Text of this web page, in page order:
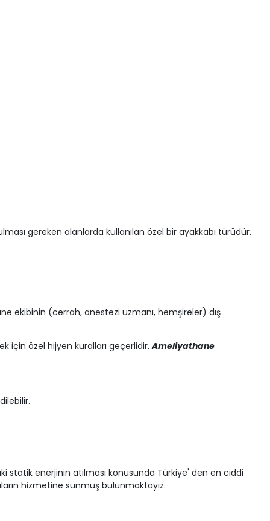
gereken alanlarda kullanılan özel bir ayakkabı türüdür.
ekibinin (cerrah, anestezi uzmanı, hemşireler) dış
için özel hijyen kuralları geçerlidir.Ameliyathane
statik enerjinin atılması konusunda Türkiye' den en ciddi
hizmetine sunmuş bulunmaktayız.